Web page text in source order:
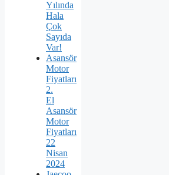
Yılında
Hala
Çok
Sayıda
Var!
Asansör
Motor
Fiyatları
2.
El
Asansör
Motor
Fiyatları
22
Nisan
2024